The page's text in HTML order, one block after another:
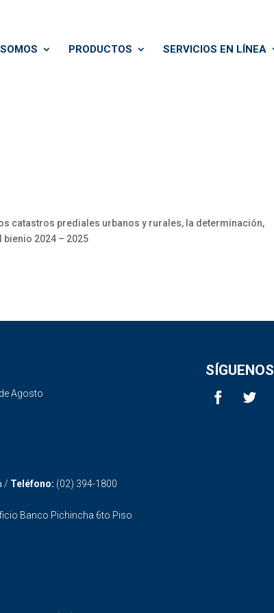
PRODUCTOS SERVICIOS EN LÍNEA
catastros prediales urbanos y rurales, la determinación,
2024 – 2025
Agosto
SÍGUENOS
/ Teléfono: (02) 394-1800
Banco Pichincha 6to Piso